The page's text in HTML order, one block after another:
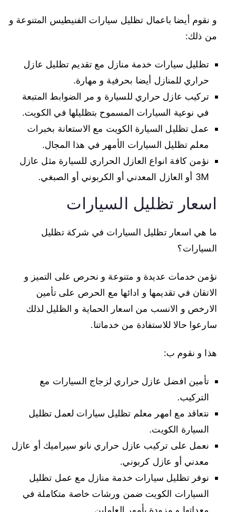
و نقوم أيضا باعمال تظليل سيارات الفنيطيس المتنوعة و
من ذلك:
تظليل سيارات خدمة منازل مع تقديم تظليل عازل
حراري للمنازل أيضا بحرفية و مهارة.
تركيب عازل حراري للسيارة و مر الضوابط المتبعة
في نوعية السيارات المسموح بتظليلها في الكويت.
عمل تظليل السيارة الكويت مع الاستعانة بخبرات
معلم تظليل السيارات الأمهر في هذا المجال.
نؤمن كافة انواع العازل الحراري للسيارة مثل عازل
3M أو العازل المعدني أو الكربوني أو الصبغي.
اسعار تظليل السيارات
ما هي اسعار تظليل السيارات في شركة تظليل
السيارات؟
نؤمن خدمات عديدة و متنوعة و نحرص على التميز و
الاتقان في تقديمها و ادائها مع الحرص على تأمين
الارخص و الانسب من اسعار الحماية و الظليل لذلك
سارعوا حالا للاستفادة من خدماتنا.
هذا و نقوم ب:
تأمين افضل عازل حراري لزجاج السيارات مع
التركيب.
نتعاقد مع امهر معلم تظليل سيارات لعمل تظليل
السيارة الكويت.
نعمل على تركيب عازل حراري نانو سيراميك أو عازل
معدني أو عازل كربوني.
نوفر تظليل سيارات خدمة منازل مع عمل تظليل
السيارات الكويت ضمن ورشات خاصة متكاملة في
معداتها و مزودة بأمهر العاملين.